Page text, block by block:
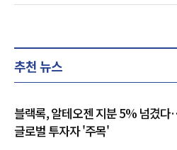
추천 뉴스
블랙록, 알테오젠 지분 5% 넘겼
글로벌 투자자 '주목'